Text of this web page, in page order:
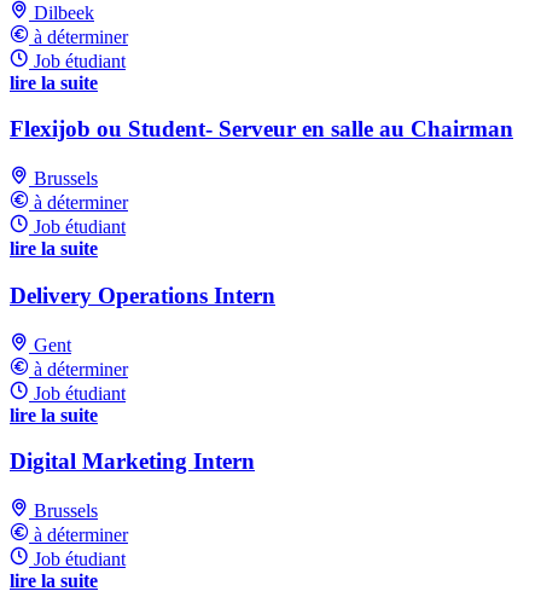
Dilbeek
à déterminer
Job étudiant
lire la suite
Flexijob ou Student- Serveur en salle au Chairman
Brussels
à déterminer
Job étudiant
lire la suite
Delivery Operations Intern
Gent
à déterminer
Job étudiant
lire la suite
Digital Marketing Intern
Brussels
à déterminer
Job étudiant
lire la suite